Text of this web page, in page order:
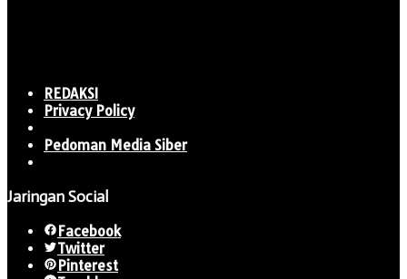
REDAKSI
Privacy Policy
Pedoman Media Siber
Jaringan Social
Facebook
Twitter
Pinterest